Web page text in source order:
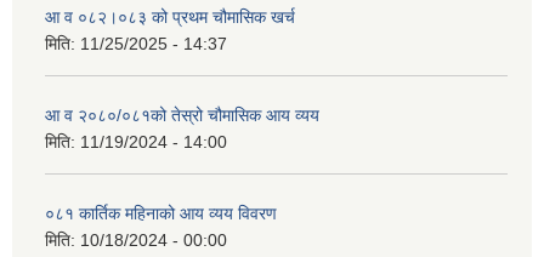
आ व ०८२।०८३ को प्रथम चौमासिक खर्च
मिति: 11/25/2025 - 14:37
आ व २०८०/०८१को तेस्रो चौमासिक आय व्यय
मिति: 11/19/2024 - 14:00
०८१ कार्तिक महिनाको आय व्यय विवरण
मिति: 10/18/2024 - 00:00